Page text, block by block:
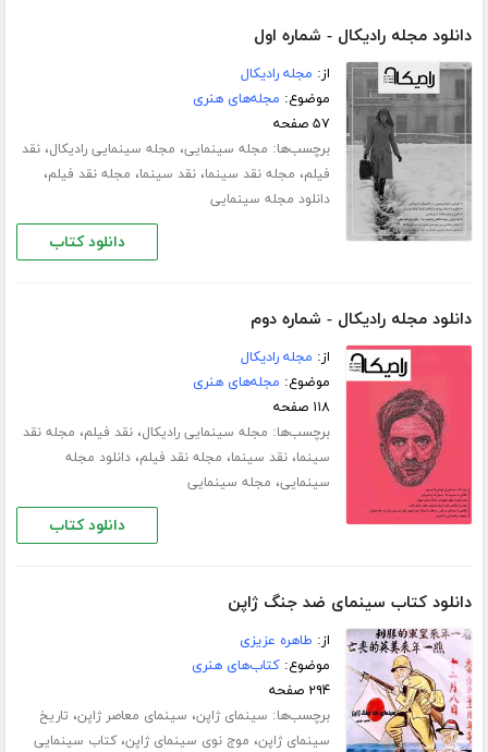
دانلود مجله رادیکال - شماره اول
از: مجله رادیکال
موضوع: مجله‌های هنری
۵۷ صفحه
برچسب‌ها: مجله سینمایی، مجله سینمایی رادیکال،نقد
فیلم، مجله نقد سینما،نقد سینما، مجله نقد فیلم،
دانلود مجله سینمایی
دانلود کتاب
دانلود مجله رادیکال - شماره دوم
از: مجله رادیکال
موضوع: مجله‌های هنری
۱۱۸ صفحه
برچسب‌ها: مجله سینمایی رادیکال،نقد فیلم، مجله نقد
سینما،نقد سینما، مجله نقد فیلم،دانلود مجله
سینمایی، مجله سینمایی
دانلود کتاب
دانلود کتاب سینمای ضد جنگ ژاپن
از: طاهره عزیزی
موضوع:کتاب‌های هنری
۲۹۴ صفحه
برچسب‌ها: سینمای ژاپن، سینمای معاصر ژاپن، تاریخ
سینمای ژاپن، موج نوی سینمای ژاپن،کتاب سینمایی